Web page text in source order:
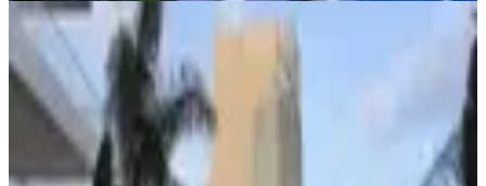
MANZARALI
Satılık Rezidans Dairesi İskele Grand
Sapphıre Full Eşyalı 1+1
İskele, Merkez Mahallesi
1+1 ·74 m²·
9.300.000 ₺